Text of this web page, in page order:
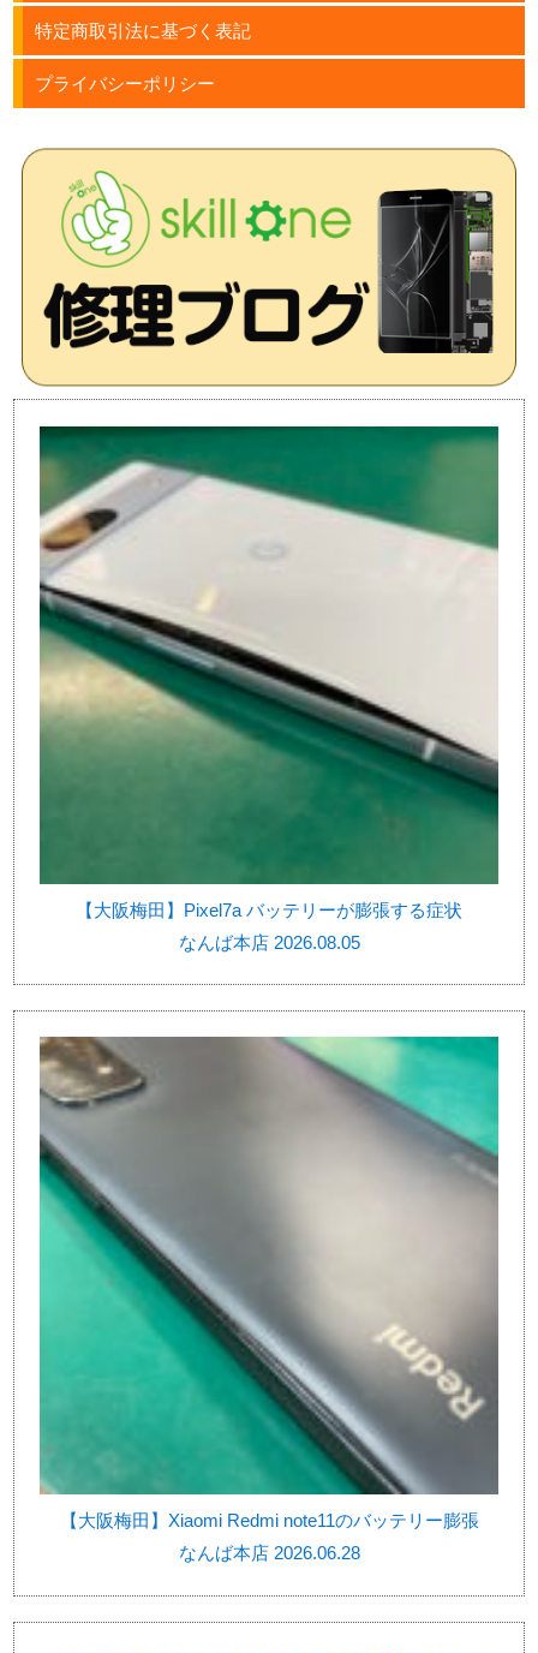
特定商取引法に基づく表記
プライバシーポリシー
【大阪梅田】Pixel7a バッテリーが膨張する症状
なんば本店 2026.08.05
【大阪梅田】Xiaomi Redmi note11のバッテリー膨張
なんば本店 2026.06.28